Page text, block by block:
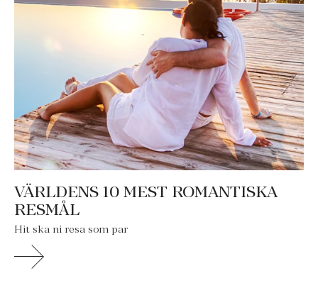
VÄRLDENS 10 MEST ROMANTISKA
RESMÅL
Hit ska ni resa som par